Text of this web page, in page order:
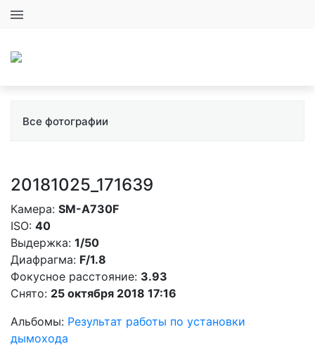
Все фотографии
20181025_171639
Камера: SM-A730F
ISO: 40
Выдержка: 1/50
Диафрагма: F/1.8
Фокусное расстояние: 3.93
Снято: 25 октября 2018 17:16
Альбомы: Результат работы по установки
дымохода